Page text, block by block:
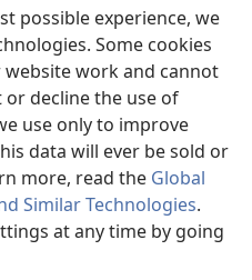
possible experience, we
Some cookies
work and cannot
or decline the use of
use only to improve
data will ever be sold or
more, read the Global
Similar Technologies.
at any time by going
КИТАПХАНИСИ
and Tract Society of Pennsylvania.